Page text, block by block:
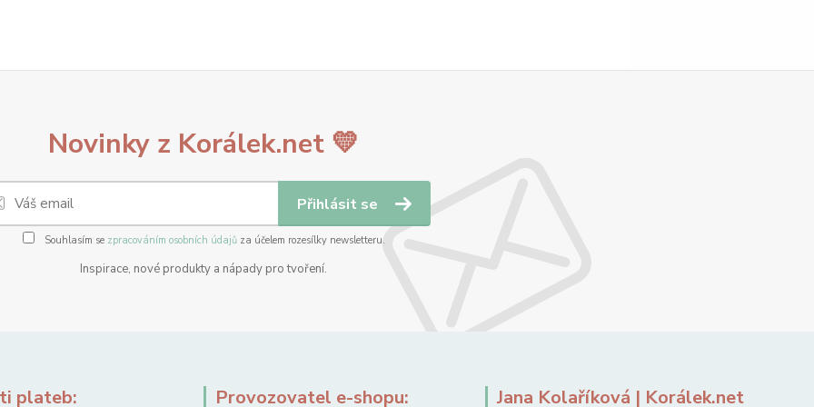
Novinky z Korálek.net 💛
Přihlásit se
Souhlasím se zpracováním osobních údajůza účelem rozesílky newsletteru.
Inspirace, nové produkty a nápady pro tvoření.
plateb: Provozovatel e-shopu: Jana Kolaříková | Korálek.net